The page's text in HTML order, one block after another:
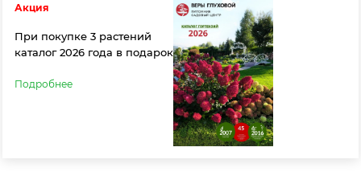
Акция
При покупке 3 растений
каталог 2026 года в подарок
Подробнее